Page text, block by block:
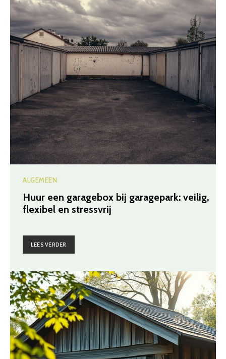
ALGEMEEN
Huur een garagebox bij garagepark: veilig,
flexibel en stressvrij
LEES VERDER